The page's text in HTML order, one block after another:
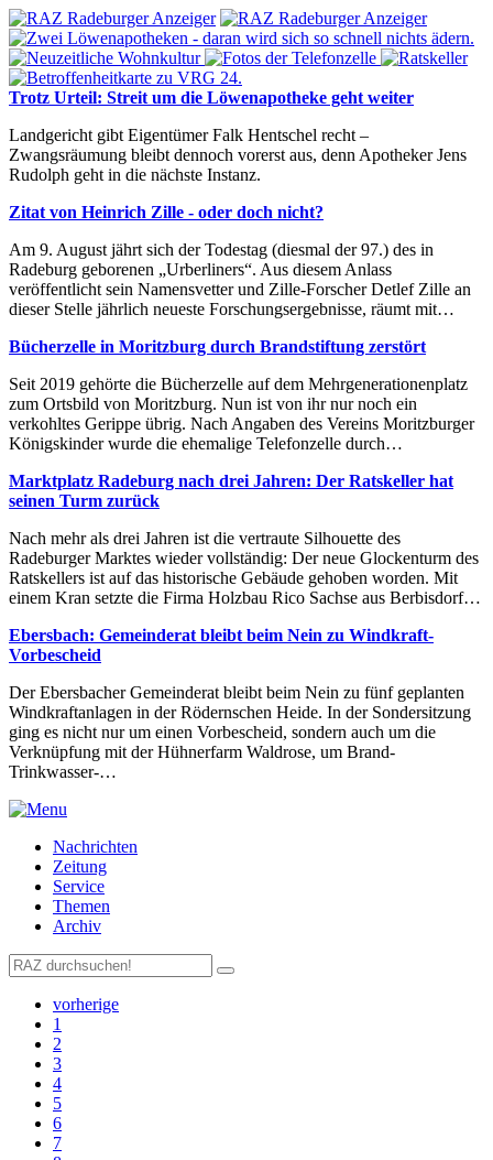
Trotz Urteil: Streit um die Löwenapotheke geht weiter
Landgericht gibt Eigentümer Falk Hentschel recht –
Zwangsräumung bleibt dennoch vorerst aus, denn Apotheker Jens
Rudolph geht in die nächste Instanz.
Zitat von Heinrich Zille - oder doch nicht?
Am 9. August jährt sich der Todestag (diesmal der 97.) des in
Radeburg geborenen „Urberliners“. Aus diesem Anlass
veröffentlicht sein Namensvetter und Zille-Forscher Detlef Zille an
dieser Stelle jährlich neueste Forschungsergebnisse, räumt mit…
Bücherzelle in Moritzburg durch Brandstiftung zerstört
Seit 2019 gehörte die Bücherzelle auf dem Mehrgenerationenplatz
zum Ortsbild von Moritzburg. Nun ist von ihr nur noch ein
verkohltes Gerippe übrig. Nach Angaben des Vereins Moritzburger
Königskinder wurde die ehemalige Telefonzelle durch…
Marktplatz Radeburg nach drei Jahren: Der Ratskeller hat
seinen Turm zurück
Nach mehr als drei Jahren ist die vertraute Silhouette des
Radeburger Marktes wieder vollständig: Der neue Glockenturm des
Ratskellers ist auf das historische Gebäude gehoben worden. Mit
einem Kran setzte die Firma Holzbau Rico Sachse aus Berbisdorf…
Ebersbach: Gemeinderat bleibt beim Nein zu Windkraft-
Vorbescheid
Der Ebersbacher Gemeinderat bleibt beim Nein zu fünf geplanten
Windkraftanlagen in der Rödernschen Heide. In der Sondersitzung
ging es nicht nur um einen Vorbescheid, sondern auch um die
Verknüpfung mit der Hühnerfarm Waldrose, um Brand-
Trinkwasser-…
Nachrichten
Zeitung
Service
Themen
Archiv
vorherige
1
2
3
4
5
6
7